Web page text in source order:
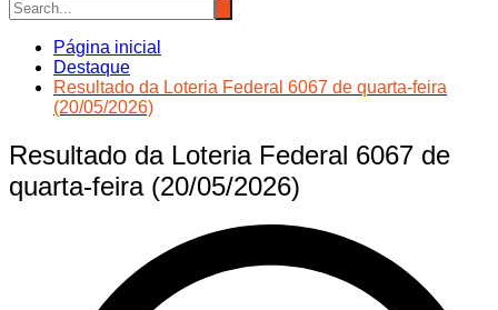
Página inicial
Destaque
Resultado da Loteria Federal 6067 de quarta-feira
(20/05/2026)
Resultado da Loteria Federal 6067 de
quarta-feira (20/05/2026)